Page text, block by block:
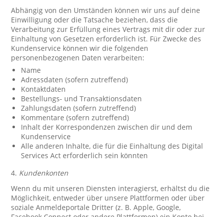
Abhängig von den Umständen können wir uns auf deine
Einwilligung oder die Tatsache beziehen, dass die
Verarbeitung zur Erfüllung eines Vertrags mit dir oder zur
Einhaltung von Gesetzen erforderlich ist. Für Zwecke des
Kundenservice können wir die folgenden
personenbezogenen Daten verarbeiten:
Name
Adressdaten (sofern zutreffend)
Kontaktdaten
Bestellungs- und Transaktionsdaten
Zahlungsdaten (sofern zutreffend)
Kommentare (sofern zutreffend)
Inhalt der Korrespondenzen zwischen dir und dem
Kundenservice
Alle anderen Inhalte, die für die Einhaltung des Digital
Services Act erforderlich sein könnten
4. Kundenkonten
Wenn du mit unseren Diensten interagierst, erhältst du die
Möglichkeit, entweder über unsere Plattformen oder über
soziale Anmeldeportale Dritter (z. B. Apple, Google,